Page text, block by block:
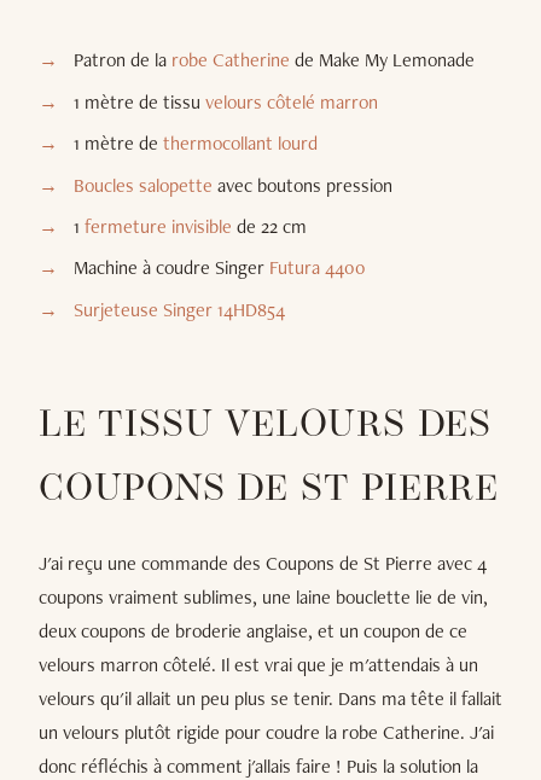
Patron de la robe Catherine de Make My Lemonade
1 mètre de tissu velours côtelé marron
1 mètre de thermocollant lourd
Boucles salopette avec boutons pression
1 fermeture invisible de 22 cm
Machine à coudre Singer Futura 4400
Surjeteuse Singer 14HD854
LE TISSU VELOURS DES
COUPONS DE ST PIERRE
J'ai reçu une commande des Coupons de St Pierre avec 4
coupons vraiment sublimes, une laine bouclette lie de vin,
deux coupons de broderie anglaise, et un coupon de ce
velours marron côtelé. Il est vrai que je m'attendais à un
velours qu'il allait un peu plus se tenir. Dans ma tête il fallait
un velours plutôt rigide pour coudre la robe Catherine. J'ai
donc réfléchis à comment j'allais faire ! Puis la solution la